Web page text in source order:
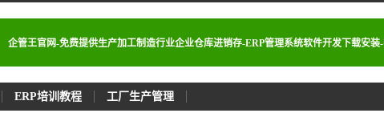
企管王官网-免费提供生产加工制造行业企业仓库进销存-ERP管理系统软件开发下载安
ERP培训教程 工厂生产管理